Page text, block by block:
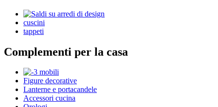
cuscini
tappeti
Complementi per la casa
Figure decorative
Lanterne e portacandele
Accessori cucina